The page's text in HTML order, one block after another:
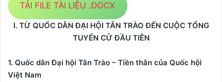
TẢI FILE TÀI LIỆU .DOCX
I. TỪ QUỐC DÂN ĐẠI HỘI TÂN TRÀO ĐẾN CUỘC TỔNG
TUYỂN CỬ ĐẦU TIÊN
1. Quốc dân Đại hội Tân Trào – Tiền thân của Quốc hội
Việt Nam